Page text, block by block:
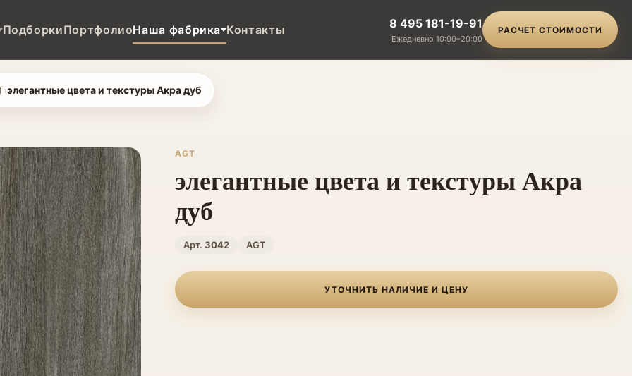
ПодборкиПортфолиоНаша фабрика Контакты 8 495 181-19-91
Ежедневно 10:00–20:00
РАСЧЕТ СТОИМОСТИ
›элегантные цвета и текстуры Акра дуб
AGT
элегантные цвета и текстуры Акра
дуб
Арт. 3042 AGT
УТОЧНИТЬ НАЛИЧИЕ И ЦЕНУ